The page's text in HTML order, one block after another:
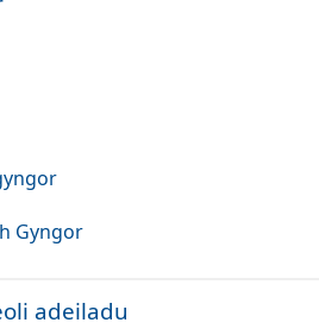
Gyngor
adeiladu